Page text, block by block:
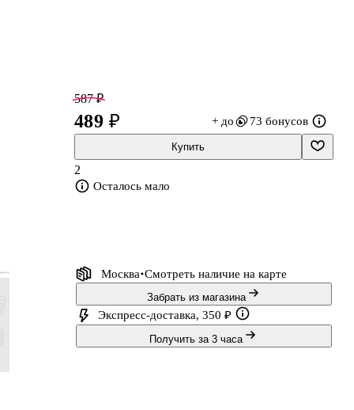
587 ₽
489 ₽ + до 73 бонусов
Купить
2
Осталось мало
Москва Смотреть наличие на карте
Забрать из магазина
Экспресс-доставка, 350 ₽
Получить за 3 часа